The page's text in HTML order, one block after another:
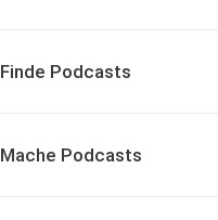
Finde Podcasts
Mache Podcasts